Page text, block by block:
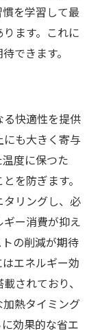
を学習して最
ます。これに
できます。
快適性を提供
も大きく寄与
度に保つた
を防ぎます。
リングし、必
ー消費が抑え
の削減が期待
エネルギー効
されており、
熱タイミング
効果的な省エ